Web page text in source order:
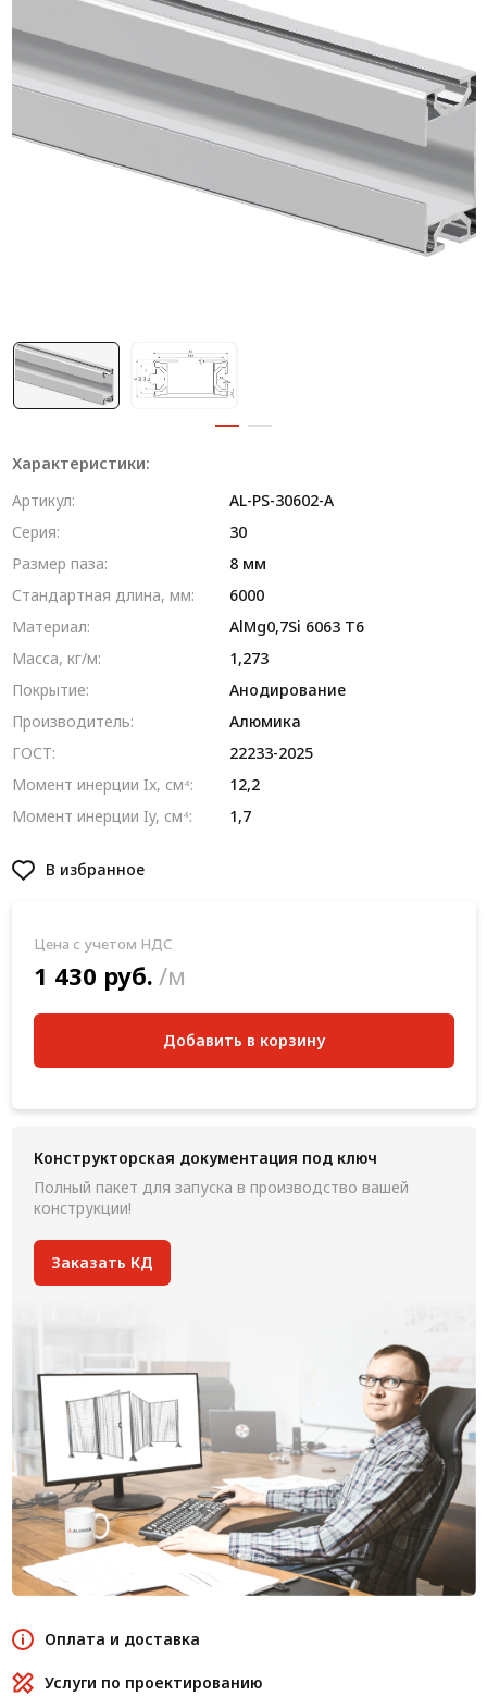
Система V-паза NEW!
Алюминиевые промышленные ограждения
Алюминиевая промышленная мебель
Крейты и кассеты Subrack systems
Профиль строительного назначения
Радиаторный алюминиевый профиль NEW!
Конструкции из профиля
Услуги дополнительной обработки профиля
Характеристики:
Артикул:
AL-PS-30602-A
Серия:
30
Размер паза:
8 мм
Стандартная длина, мм:
6000
Материал:
AlMg0,7Si 6063 Т6
Масса, кг/м:
1,273
Покрытие:
Анодирование
Производитель:
Алюмика
ГОСТ:
22233-2025
Момент инерции Ix, см⁴:
12,2
Момент инерции Iy, см⁴:
1,7
В избранное
Цена с учетом НДС
1 430 руб. /м
Добавить в корзину
Конструкторская документация под ключ
Полный пакет для запуска в производство вашей
конструкции!
Заказать КД
Оплата и доставка
Услуги по проектированию